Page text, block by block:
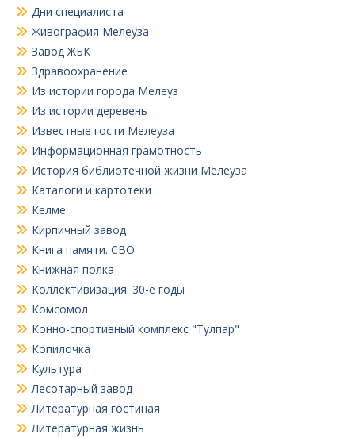
Дни специалиста
Живография Мелеуза
Завод ЖБК
Здравоохранение
Из истории города Мелеуз
Из истории деревень
Известные гости Мелеуза
Информационная грамотность
История библиотечной жизни Мелеуза
Каталоги и картотеки
Келме
Кирпичный завод
Книга памяти. СВО
Книжная полка
Коллективизация. 30-е годы
Комсомол
Конно-спортивный комплекс "Тулпар"
Копилочка
Культура
Лесотарный завод
Литературная гостиная
Литературная жизнь